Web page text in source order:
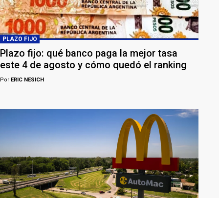
PLAZO FIJO
Plazo fijo: qué banco paga la mejor tasa
este 4 de agosto y cómo quedó el ranking
Por ERIC NESICH